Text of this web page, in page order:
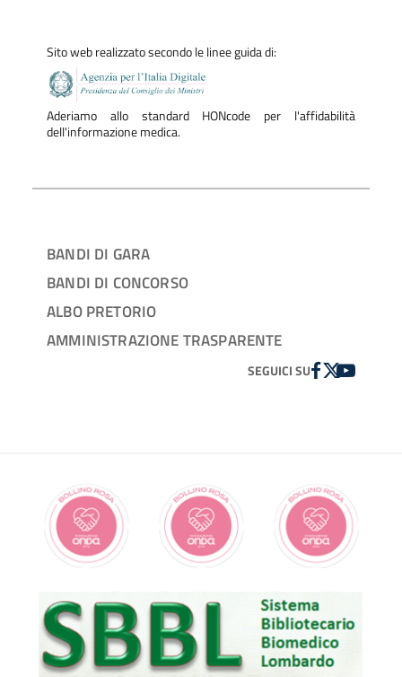
Sito web realizzato secondo le linee guida di:
Aderiamo allo standard HONcode per l'affidabilità
dell'informazione medica.
BANDI DI GARA
BANDI DI CONCORSO
ALBO PRETORIO
AMMINISTRAZIONE TRASPARENTE
SEGUICI SUFACEBOOK
TWITTER
YOUTUBE